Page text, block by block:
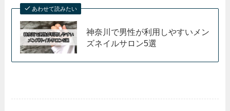
あわせて読みたい
神奈川で男性が利用しやすいメン
ズネイルサロン5選